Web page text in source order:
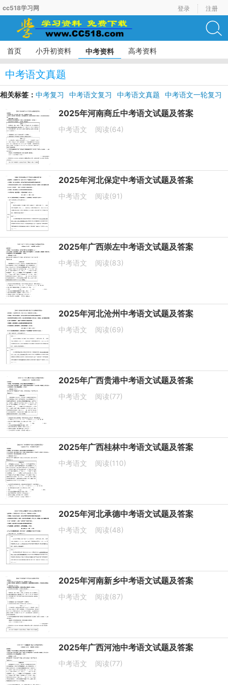
cc518学习网 登录 注册
首页 小升初资料 中考资料 高考资料
中考语文真题
相关标签： 中考复习 中考语文复习 中考语文真题
中考语文一轮复习
2025年河南商丘中考语文试题及答案
中考语文 阅读(64)
2025年河北保定中考语文试题及答案
中考语文 阅读(91)
2025年广西崇左中考语文试题及答案
中考语文 阅读(83)
2025年河北沧州中考语文试题及答案
中考语文 阅读(69)
2025年广西贵港中考语文试题及答案
中考语文 阅读(77)
2025年广西桂林中考语文试题及答案
中考语文 阅读(110)
2025年河北承德中考语文试题及答案
中考语文 阅读(48)
2025年河南新乡中考语文试题及答案
中考语文 阅读(87)
2025年广西河池中考语文试题及答案
中考语文 阅读(77)